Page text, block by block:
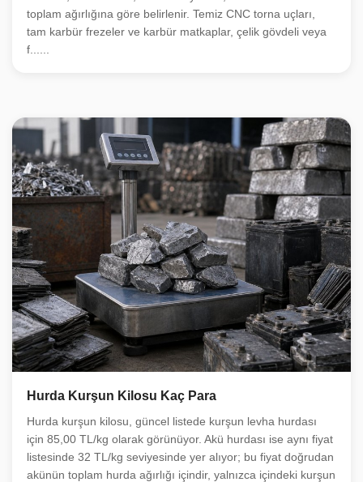
toplam ağırlığına göre belirlenir. Temiz CNC torna uçları,
tam karbür frezeler ve karbür matkaplar, çelik gövdeli veya
f......
Hurda Kurşun Kilosu Kaç Para
Hurda kurşun kilosu, güncel listede kurşun levha hurdası
için 85,00 TL/kg olarak görünüyor. Akü hurdası ise aynı fiyat
listesinde 32 TL/kg seviyesinde yer alıyor; bu fiyat doğrudan
akünün toplam hurda ağırlığı içindir, yalnızca içindeki kurşun